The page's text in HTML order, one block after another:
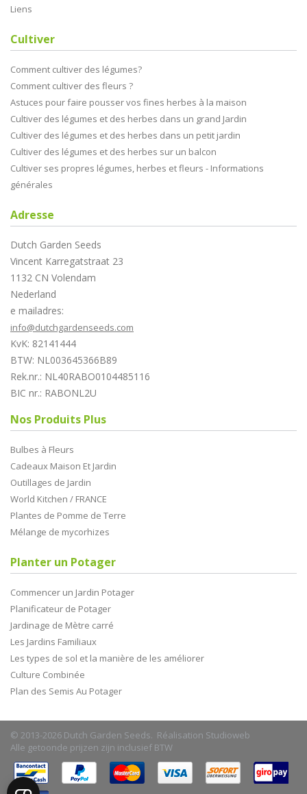
Liens
Cultiver
Comment cultiver des légumes?
Comment cultiver des fleurs ?
Astuces pour faire pousser vos fines herbes à la maison
Cultiver des légumes et des herbes dans un grand Jardin
Cultiver des légumes et des herbes dans un petit jardin
Cultiver des légumes et des herbes sur un balcon
Cultiver ses propres légumes, herbes et fleurs - Informations
générales
Adresse
Dutch Garden Seeds
Vincent Karregatstraat 23
1132 CN Volendam
Nederland
e mailadres:
info@dutchgardenseeds.com
KvK: 82141444
BTW: NL003645366B89
Rek.nr.: NL40RABO0104485116
BIC nr.: RABONL2U
Nos Produits Plus
Bulbes à Fleurs
Cadeaux Maison Et Jardin
Outillages de Jardin
World Kitchen / FRANCE
Plantes de Pomme de Terre
Mélange de mycorhizes
Planter un Potager
Commencer un Jardin Potager
Planificateur de Potager
Jardinage de Mètre carré
Les Jardins Familiaux
Les types de sol et la manière de les améliorer
Culture Combinée
Plan des Semis Au Potager
© 2013-2026 Dutch Garden Seeds. Réalisation Studioweb
Alle getoonde prijzen zijn inclusief BTW